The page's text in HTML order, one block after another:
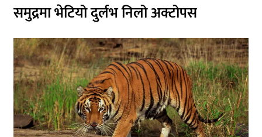
समुद्रमा भेटियो दुर्लभ निलो अक्टोपस